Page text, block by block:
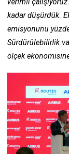
verimli
kadar düşürdük.
emisyonunu
Sürdürülebilirlik
ölçek